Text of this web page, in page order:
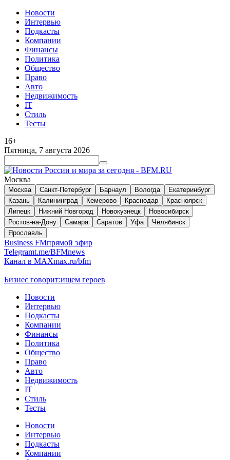
Новости
Интервью
Подкасты
Компании
Финансы
Политика
Общество
Право
Авто
Недвижимость
IT
Стиль
Тесты
16+
Пятница, 7 августа 2026
Москва
Москва Санкт-Петербург Барнаул Вологда
Екатеринбург
Казань
Калининград Кемерово Краснодар
Красноярск
Липецк
Нижний Новгород Новокузнецк
Новосибирск
Ростов-на-Дону
Самара Саратов Уфа
Челябинск
Ярославль
Business FMпрямой эфир
Telegramt.me/BFMnews
Канал в MAXmax.ru/bfm
Бизнес говорит:ищем героев
Новости
Интервью
Подкасты
Компании
Финансы
Политика
Общество
Право
Авто
Недвижимость
IT
Стиль
Тесты
Новости
Интервью
Подкасты
Компании